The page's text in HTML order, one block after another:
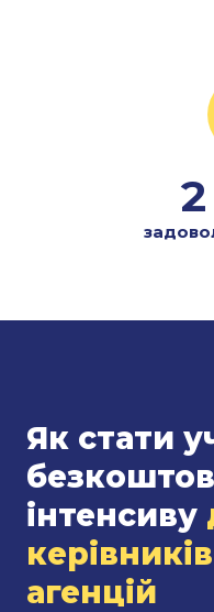
Як стати
інтенсиву
агенцій